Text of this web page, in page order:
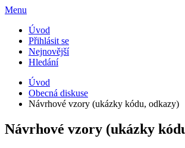
Menu
Úvod
Přihlásit se
Nejnovější
Hledání
Úvod
Obecná diskuse
Návrhové vzory (ukázky kódu, odkazy)
Návrhové vzory (ukázky